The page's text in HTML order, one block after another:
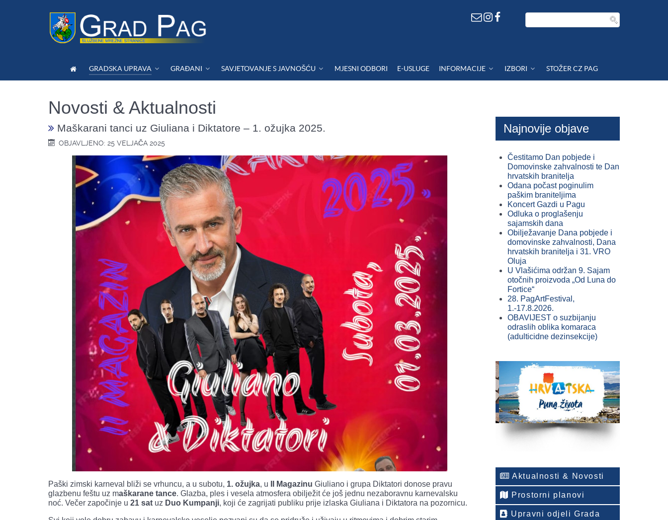
GRADSKA UPRAVA GRAĐANI SAVJETOVANJE S JAVNOŠĆU MJESNI ODBORI E-USLUGE INFORMACIJE IZBORI STOŽER CZ PAG
Novosti & Aktualnosti
Maškarani tanci uz Giuliana i Diktatore – 1. ožujka 2025.
OBJAVLJENO: 25 VELJAČA 2025
Paški zimski karneval bliži se vrhuncu, a u subotu, 1. ožujka, u II Magazinu Giuliano i grupa Diktatori donose pravu
glazbenu feštu uz maškarane tance. Glazba, ples i vesela atmosfera obilježit će još jednu nezaboravnu karnevalsku
noć. Večer započinje u 21 sat uz Duo Kumpanji, koji će zagrijati publiku prije izlaska Giuliana i Diktatora na pozornicu.
Najnovije objave
Čestitamo Dan pobjede i
Domovinske zahvalnosti te Dan
hrvatskih branitelja
Odana počast poginulim
paškim braniteljima
Koncert Gazdi u Pagu
Odluka o proglašenju
sajamskih dana
Obilježavanje Dana pobjede i
domovinske zahvalnosti, Dana
hrvatskih branitelja i 31. VRO
Oluja
U Vlašićima održan 9. Sajam
otočnih proizvoda „Od Luna do
Fortice“
28. PagArtFestival,
1.-17.8.2026.
OBAVIJEST o suzbijanju
odraslih oblika komaraca
(adulticidne dezinsekcije)
Aktualnosti & Novosti
Prostorni planovi
Upravni odjeli Grada